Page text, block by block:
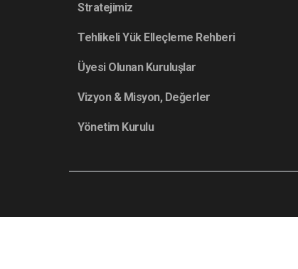
Stratejimiz
Tehlikeli Yük Elleçleme Rehberi
Üyesi Olunan Kuruluşlar
Vizyon & Misyon, Değerler
Yönetim Kurulu